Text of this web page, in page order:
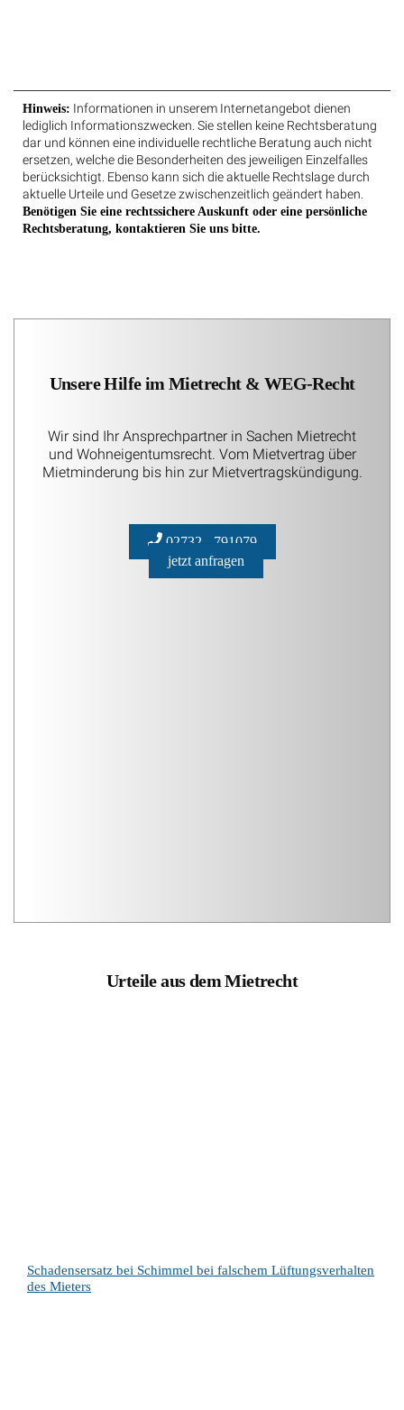
Hinweis: Informationen in unserem Internetangebot dienen
lediglich Informationszwecken. Sie stellen keine Rechtsberatung
dar und können eine individuelle rechtliche Beratung auch nicht
ersetzen, welche die Besonderheiten des jeweiligen Einzelfalles
berücksichtigt. Ebenso kann sich die aktuelle Rechtslage durch
aktuelle Urteile und Gesetze zwischenzeitlich geändert haben.
Benötigen Sie eine rechtssichere Auskunft oder eine persönliche
Rechtsberatung, kontaktieren Sie uns bitte.
Unsere Hilfe im Mietrecht & WEG-Recht
Wir sind Ihr Ansprechpartner in Sachen Mietrecht
und Wohneigentumsrecht. Vom Mietvertrag über
Mietminderung bis hin zur Mietvertragskündigung.
02732 - 791079
jetzt anfragen
Urteile aus dem Mietrecht
Schadensersatz bei Schimmel bei falschem Lüftungsverhalten
des Mieters